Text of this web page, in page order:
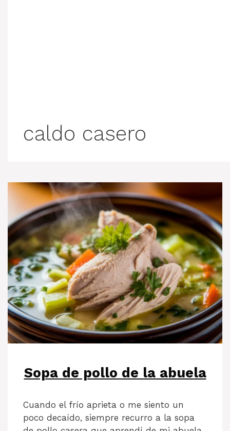
caldo casero
Sopa de pollo de la abuela
Cuando el frío aprieta o me siento un
poco decaído, siempre recurro a la sopa